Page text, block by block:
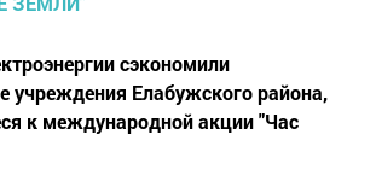
сэкономили
учреждения Елабужского района,
к международной акции "Час